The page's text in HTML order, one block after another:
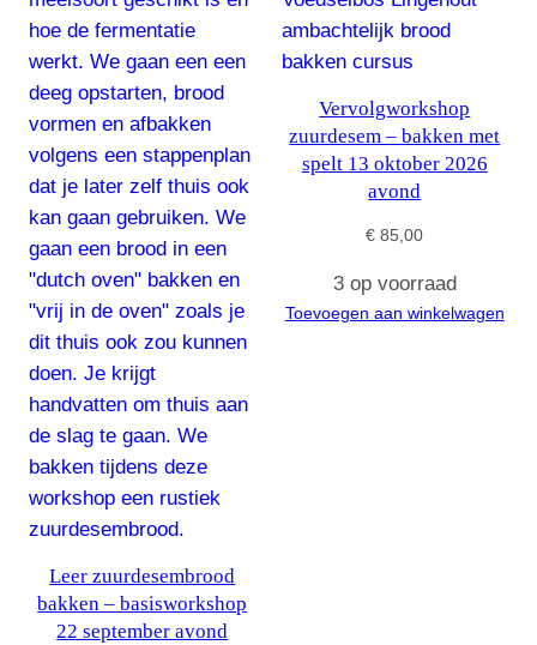
Leer zuurdesembrood
bakken – basisworkshop
22 september avond
Vervolgworkshop
zuurdesem – bakken met
spelt 13 oktober 2026
avond
€ 85,00
3 op voorraad
Toevoegen aan winkelwagen